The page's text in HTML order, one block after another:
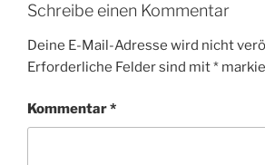
Schreibe einen Kommentar
Deine E-Mail-Adresse wird nicht
Erforderliche Felder sind mit*
Kommentar*